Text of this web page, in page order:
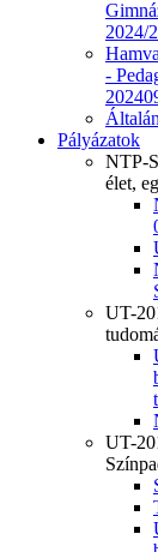
2024/
-
Pályázatok
NTP-
élet,
UT-
UT-